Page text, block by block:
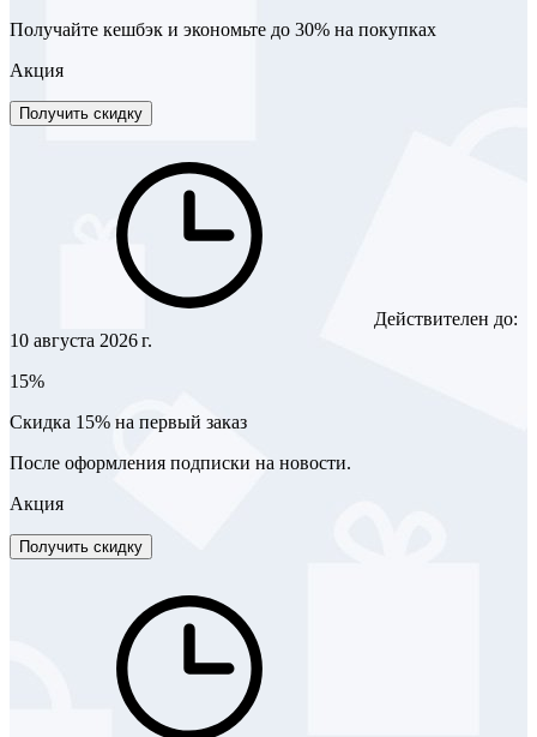
Получайте кешбэк и экономьте до 30% на покупках
Акция
Получить скидку
Действителен до:
10 августа 2026 г.
15%
Скидка 15% на первый заказ
После оформления подписки на новости.
Акция
Получить скидку